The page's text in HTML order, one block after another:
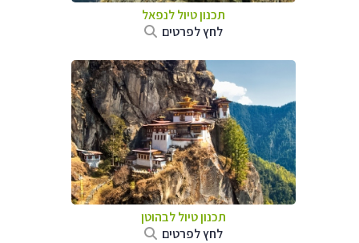
תכנון טיול לנפאל
לחץ לפרטים
תכנון טיול לבהוטן
לחץ לפרטים